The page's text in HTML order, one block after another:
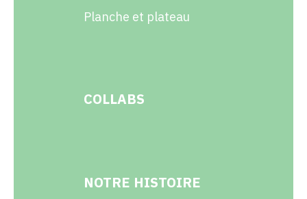
Planche et plateau
COLLABS
NOTRE HISTOIRE